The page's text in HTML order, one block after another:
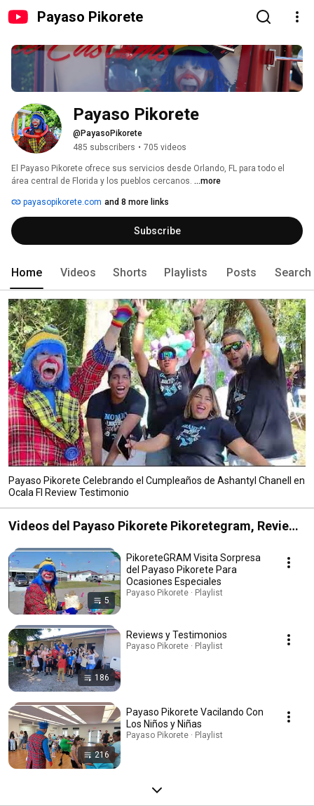
Payaso Pikorete
Payaso Pikorete
@PayasoPikorete
485 subscribers • 705 videos
El Payaso Pikorete ofrece sus servicios desde Orlando, FL para todo el
área central de Florida y los pueblos cercanos. ...more
payasopikorete.com and 8 more links
Subscribe
Home Videos Shorts Playlists Posts Search
Payaso Pikorete Celebrando el Cumpleaños de Ashantyl Chanell en
Ocala Fl Review Testimonio
Videos del Payaso Pikorete Pikoretegram, Reviews
5
PikoreteGRAM Visita Sorpresa
del Payaso Pikorete Para
Ocasiones Especiales
Payaso Pikorete · Playlist
186
Reviews y Testimonios
Payaso Pikorete · Playlist
216
Payaso Pikorete Vacilando Con
Los Niños y Niñas
Payaso Pikorete · Playlist